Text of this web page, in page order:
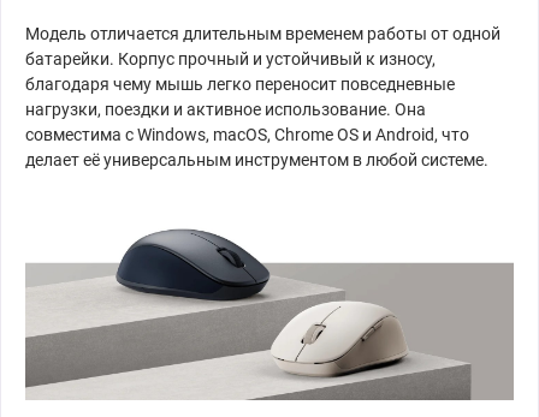
Модель отличается длительным временем работы от одной
батарейки. Корпус прочный и устойчивый к износу,
благодаря чему мышь легко переносит повседневные
нагрузки, поездки и активное использование. Она
совместима с Windows, macOS, Chrome OS и Android, что
делает её универсальным инструментом в любой системе.